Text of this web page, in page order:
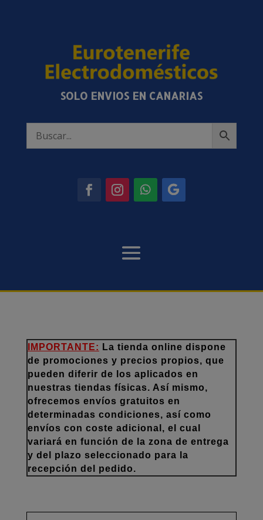
SOLO ENVIOS EN CANARIAS
IMPORTANTE: La tienda online dispone
de promociones y precios propios, que
pueden diferir de los aplicados en
nuestras tiendas físicas. Así mismo,
ofrecemos envíos gratuitos en
determinadas condiciones, así como
envíos con coste adicional, el cual
variará en función de la zona de entrega
y del plazo seleccionado para la
recepción del pedido.